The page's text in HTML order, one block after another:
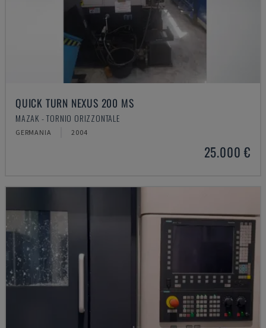
QUICK TURN NEXUS 200 MS
MAZAK - TORNIO ORIZZONTALE
GERMANIA 2004
25.000 €